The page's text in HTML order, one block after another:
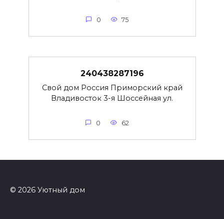
0 75
240438287196
Свой дом Россия Приморский край
Владивосток 3-я Шоссейная ул.
0 62
© 2026 Уютный дом